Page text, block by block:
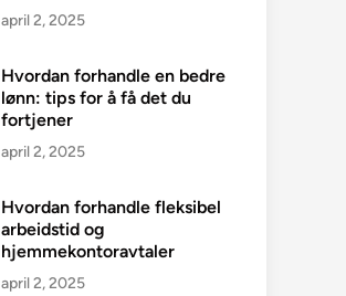
april 2, 2025
Hvordan forhandle en bedre
lønn: tips for å få det du
fortjener
april 2, 2025
Hvordan forhandle fleksibel
arbeidstid og
hjemmekontoravtaler
april 2, 2025